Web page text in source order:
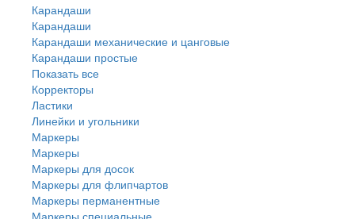
Карандаши
Карандаши
Карандаши механические и цанговые
Карандаши простые
Показать все
Корректоры
Ластики
Линейки и угольники
Маркеры
Маркеры
Маркеры для досок
Маркеры для флипчартов
Маркеры перманентные
Маркеры специальные